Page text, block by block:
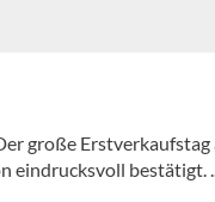
große Erstverkaufstag
eindrucksvoll bestätigt.